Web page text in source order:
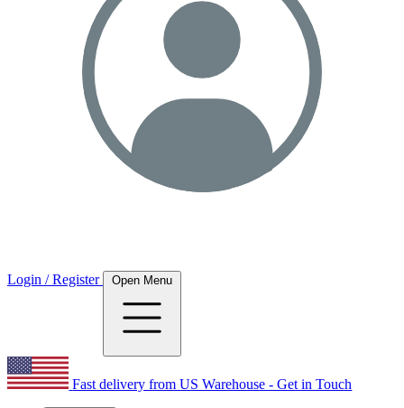
Login / Register Open Menu
Fast delivery from US Warehouse - Get in Touch